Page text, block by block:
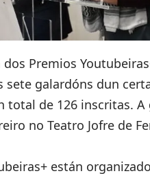
dos Premios
sete galardóns dun
total de 126 inscritas.A
no Teatro Jofre de
están